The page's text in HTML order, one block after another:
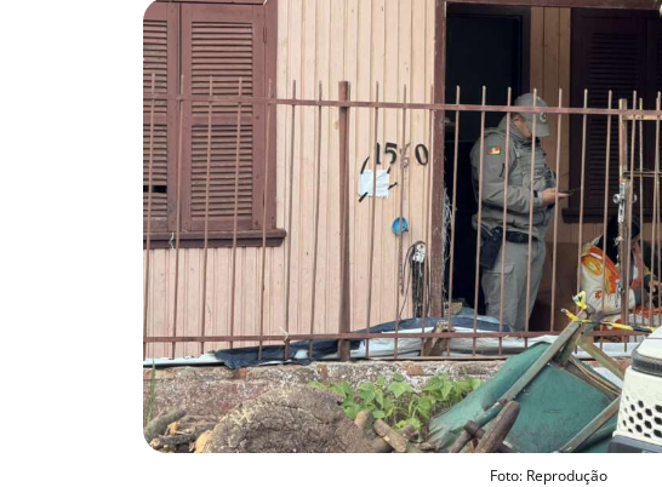
Foto: Reprodução